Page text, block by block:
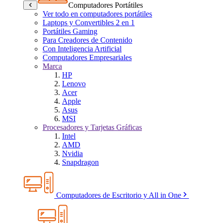
Computadores Portátiles
Ver todo en computadores portátiles
Laptops y Convertibles 2 en 1
Portátiles Gaming
Para Creadores de Contenido
Con Inteligencia Artificial
Computadores Empresariales
Marca
HP
Lenovo
Acer
Apple
Asus
MSI
Procesadores y Tarjetas Gráficas
Intel
AMD
Nvidia
Snapdragon
Computadores de Escritorio y All in One